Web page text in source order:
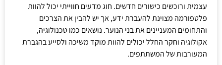
עצמית ורוכשים כישורים חדשים. חוג מדעים חווייתי יכול להוות
פלטפורמה מצוינת להעברת ידע, אך יש להבין את הצרכים
והתחומים המעניינים את בני הנוער. נושאים כמו טכנולוגיה,
אקולוגיה וחקר החלל יכולים להוות מוקד משיכה ולסייע בהגברת
המעורבות של המשתתפים.